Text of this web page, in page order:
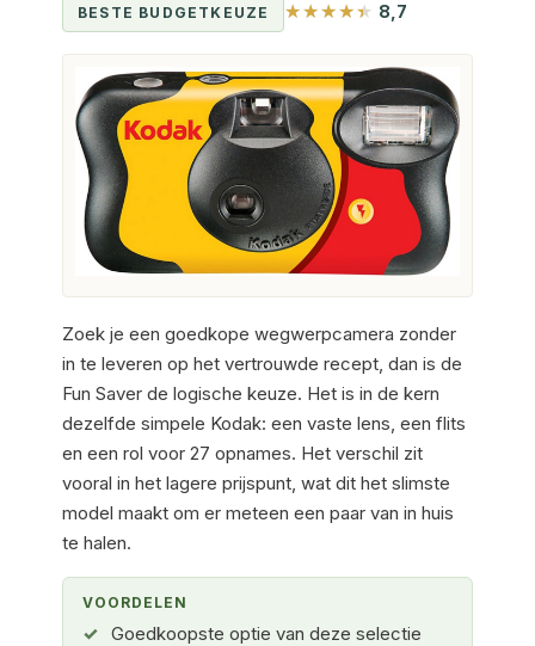
BESTE BUDGETKEUZE 8,7
Zoek je een goedkope wegwerpcamera zonder
in te leveren op het vertrouwde recept, dan is de
Fun Saver de logische keuze. Het is in de kern
dezelfde simpele Kodak: een vaste lens, een flits
en een rol voor 27 opnames. Het verschil zit
vooral in het lagere prijspunt, wat dit het slimste
model maakt om er meteen een paar van in huis
te halen.
VOORDELEN
Goedkoopste optie van deze selectie